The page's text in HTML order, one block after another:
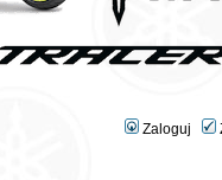
Zaloguj